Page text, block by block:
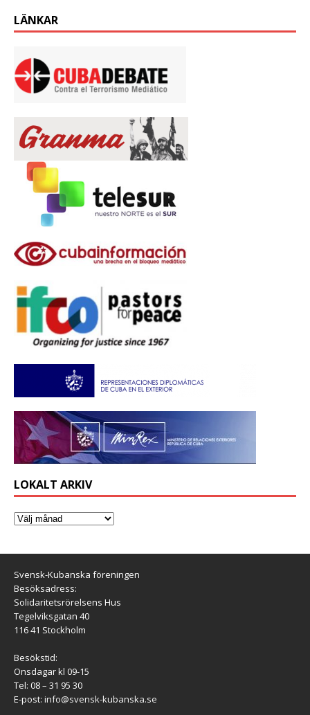
LÄNKAR
LOKALT ARKIV
Svensk-Kubanska föreningen
Besöksadress:
Solidaritetsrörelsens Hus
Tegelviksgatan 40
116 41 Stockholm
Besökstid:
Onsdagar kl 09-15
Tel: 08 – 31 95 30
E-post: info@svensk-kubanska.se